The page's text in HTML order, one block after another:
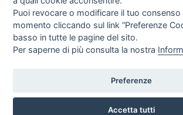
Puoi revocare o modificare il tuo consenso
momento cliccando sul link “Preferenze
basso in tutte le pagine del sito.
Per saperne di più consulta la nostra
Preferenze
Accetta tutti